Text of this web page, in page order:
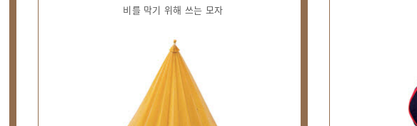
비를 막기 위해 쓰는 모자